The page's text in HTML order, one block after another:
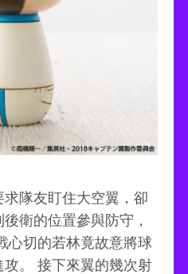
隊友盯住大空翼，卻
衛的位置參與防守，
心切的若林竟故意將球
。 接下來翼的幾次射